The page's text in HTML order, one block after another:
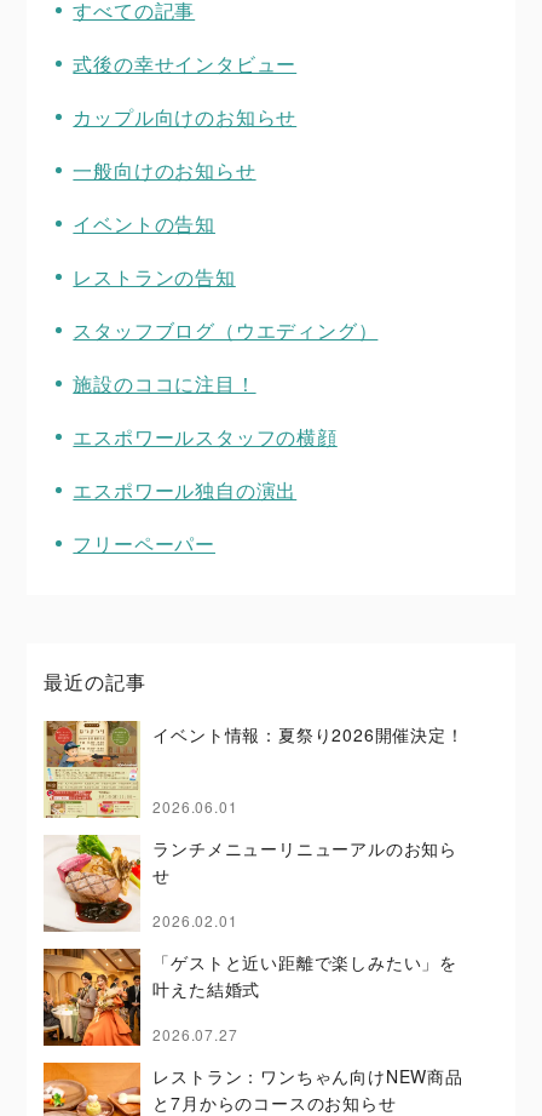
すべての記事
式後の幸せインタビュー
カップル向けのお知らせ
一般向けのお知らせ
イベントの告知
レストランの告知
スタッフブログ（ウエディング）
施設のココに注目！
エスポワールスタッフの横顔
エスポワール独自の演出
フリーペーパー
最近の記事
イベント情報：夏祭り2026開催決定！
2026.06.01
ランチメニューリニューアルのお知ら
せ
2026.02.01
「ゲストと近い距離で楽しみたい」を
叶えた結婚式
2026.07.27
レストラン：ワンちゃん向けNEW商品
と7月からのコースのお知らせ